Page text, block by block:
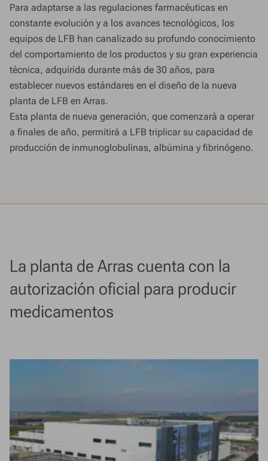
Para adaptarse a las regulaciones farmacéuticas en
constante evolución y a los avances tecnológicos, los
equipos de LFB han canalizado su profundo conocimiento
del comportamiento de los productos y su gran experiencia
técnica, adquirida durante más de 30 años, para
establecer nuevos estándares en el diseño de la nueva
planta de LFB en Arras.
Esta planta de nueva generación, que comenzará a operar
a finales de año, permitirá a LFB triplicar su capacidad de
producción de inmunoglobulinas, albúmina y fibrinógeno.
La planta de Arras cuenta con la
autorización oficial para producir
medicamentos